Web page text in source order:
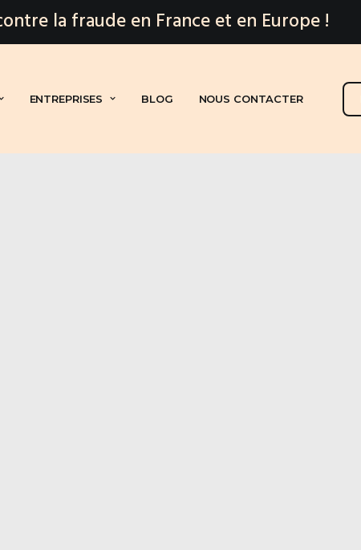
la fraude en France et en Europe !
ENTREPRISES BLOG NOUS CONTACTER